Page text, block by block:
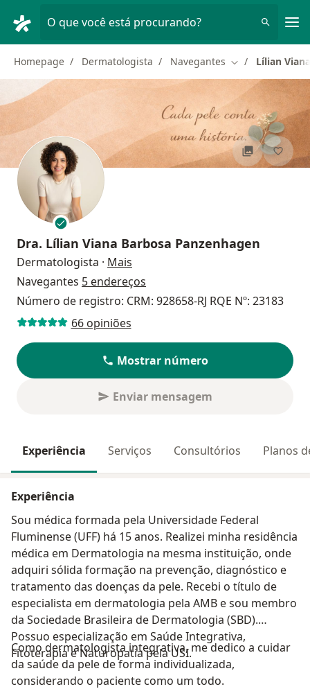
O que você está procurando?
Homepage Dermatologista Navegantes Mudar de cidade
Lílian
Dra. Lílian Viana Barbosa Panzenhagen
Dermatologista · Mais
Navegantes 5 endereços
Número de registro: CRM: 928658-RJ RQE Nº: 23183
66 opiniões
Mostrar número
Enviar mensagem
Experiência Serviços Consultórios Planos
Experiência
Sou médica formada pela Universidade Federal
Fluminense (UFF) há 15 anos. Realizei minha residência
médica em Dermatologia na mesma instituição, onde
adquiri sólida formação na prevenção, diagnóstico e
tratamento das doenças da pele. Recebi o título de
especialista em dermatologia pela AMB e sou membro
da Sociedade Brasileira de Dermatologia (SBD).
Possuo especialização em Saúde Integrativa,
Fitoterapia e Naturopatia pela USI.
Como dermatologista integrativa, me dedico a cuidar
da saúde da pele de forma individualizada,
considerando o paciente como um todo.